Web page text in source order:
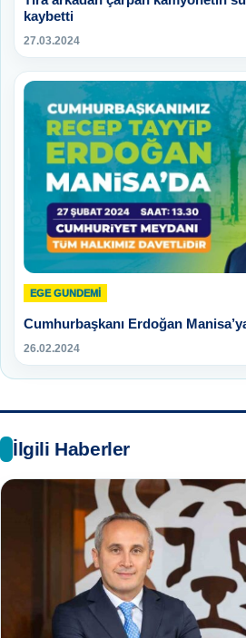
kaybetti
27.03.2024
EGE GUNDEMİ
Cumhurbaşkanı Erdoğan
26.02.2024
İlgili Haberler